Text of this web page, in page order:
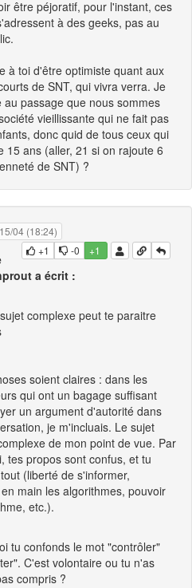
être péjoratif, pour l'instant, ces
à des geeks, pas au
à toi d'être optimiste quant aux
de SNT, qui vivra verra. Je
au passage que nous sommes
vieillissante qui ne fait pas
donc quid de tous ceux qui
15 ans (aller, 21 si on rajoute 6
de SNT) ?
04 (18:24)
+1
-0 +1
a écrit :
complexe peut te paraitre
soient claires : dans les
qui ont un bagage suffisant
un argument d'autorité dans
je m'incluais. Le sujet
de mon point de vue. Par
tes propos sont confus, et tu
(liberté de s'informer,
main les algorithmes, pouvoir
etc.).
tu confonds le mot "contrôler"
C'est volontaire ou tu n'as
compris ?